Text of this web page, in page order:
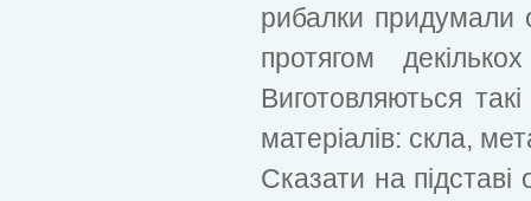
рибалки придумали
протягом
Виготовляються
матеріалів: скла,
Сказати на підставі